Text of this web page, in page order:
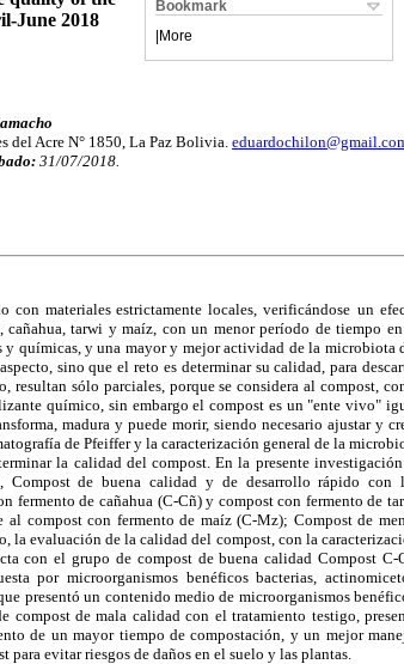
Bookmark
More
June 2018
del Acre N° 1850, La Paz Bolivia.
31/07/2018.
materiales estrictamente locales, verificándose un
tarwi y maíz, con un menor período de tiempo
y químicas, y una mayor y mejor actividad de la microbiota
sino que el reto es determinar su calidad, para
sólo parciales, porque se considera al compost,
químico, sin embargo el compost es un "ente vivo"
madura y puede morir, siendo necesario ajustar y
de Pfeiffer y la caracterización general de la
la calidad del compost. En la presente
Compost de buena calidad y de desarrollo rápido con
fermento de cañahua (C-Cñ) y compost con fermento de
al compost con fermento de maíz (C-Mz); Compost de
la evaluación de la calidad del compost, con la
con el grupo de compost de buena calidad Compost C-
por microorganismos benéficos bacterias,
presentó un contenido medio de microorganismos
compost de mala calidad con el tratamiento testigo,
de un mayor tiempo de compostación, y un mejor
evitar riesgos de daños en el suelo y las plantas.